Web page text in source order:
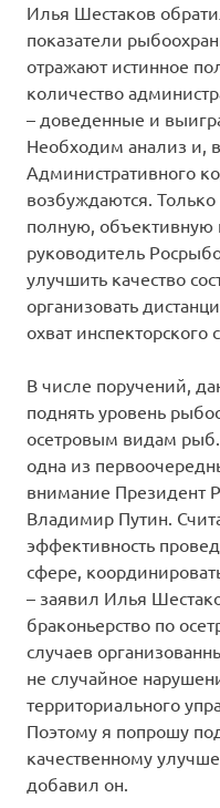
Илья Шестаков
показатели
отражают истинное
количество
– доведенные и
Необходим анализ и,
Административного
возбуждаются.
полную, объективную
руководитель
улучшить качество
организовать
охват инспекторского
В числе поручений,
поднять уровень
осетровым видам
одна из
внимание Президент
Владимир Путин.
эффективность
сфере,
– заявил Илья
браконьерство по
случаев
не случайное
территориального
Поэтому я попрошу
качественному
добавил он.